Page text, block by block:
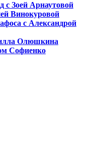
с Зоей Арнаутовой
Винокуровой
с Александрой
Олюшкина
Софиенко